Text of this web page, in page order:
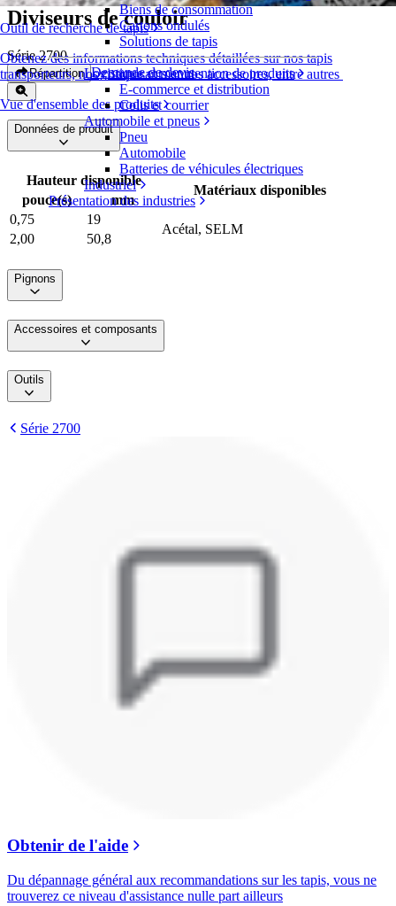
Outil de recherche de tapis
Obtenez des informations techniques détaillées sur nos tapis
transporteurs, nos composants et nos accessoires, entre autres
Vue d'ensemble des produits
Biens de consommation
Cartons ondulés
Solutions de tapis
Logistique et manutention de produits
E-commerce et distribution
Colis et courrier
Automobile et pneus
Pneu
Automobile
Batteries de véhicules électriques
Industriel
Présentation des industries
Diviseurs de couloir
Série 2700
Répartition Demande de devis
Données de produit
Hauteur disponible
Matériaux disponibles
pouce(s)
mm
0,75
19
Acétal, SELM
2,00 50,8
Pignons
Accessoires et composants
Outils
Série 2700
Obtenir de l'aide
Du dépannage général aux recommandations sur les tapis, vous ne
trouverez ce niveau d'assistance nulle part ailleurs